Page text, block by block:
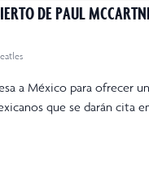
DE PAUL
a México para ofrecer un
que se darán cita